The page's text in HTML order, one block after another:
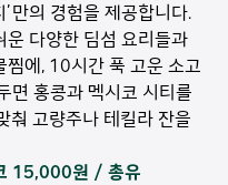
만의 경험을 제공합니다.
다양한 딤섬 요리들과
찜에, 10시간 푹 고운 소고
면 홍콩과 멕시코 시티를
춰 고량주나 테킬라 잔을
15,000원 / 총유